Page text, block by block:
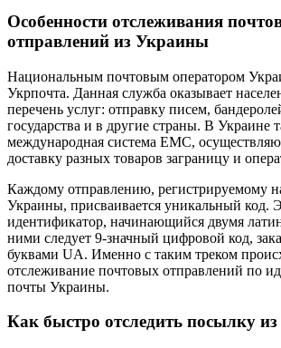
Особенности отслеживания
отправлений из Украины
Национальным почтовым оператором
Укрпочта. Данная служба оказывает
перечень услуг: отправку писем,
государства и в другие страны. В Украине
международная система ЕМС,
доставку разных товаров заграницу и
Каждому отправлению, регистрируемому
Украины, присваивается уникальный код.
идентификатор, начинающийся двумя
ними следует 9-значный цифровой код,
буквами UA. Именно с таким треком
отслеживание почтовых отправлений по
почты Украины.
Как быстро отследить посылку